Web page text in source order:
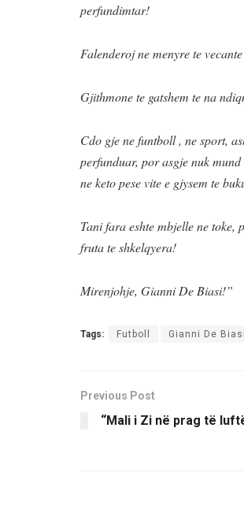
perfundimtar!
Falenderoj ne menyre te
Gjithmone te gatshem te na
Cdo gje ne funtboll , ne sport,
perfunduar, por asgje nuk
ne keto pese vite e gjysem te
Tani fara eshte mbjelle ne toke,
fruta te shkelqyera!
Mirenjohje, Gianni De Biasi!”
Tags: Futboll Gianni De Biasi
Previous Post
“Mali i Zi në prag të